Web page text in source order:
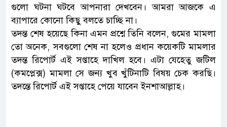
গুলো ঘটনা ঘটবে আপনারা দেখবেন। আমরা আজকে এ
ব্যাপারে কোনো কিছু বলতে চাচ্ছি না।
তদন্ত শেষ হয়েছে কিনা এমন প্রশ্নে তিনি বলেন, গুমের মামলা
তো অনেক, সবগুলো শেষ না হলেও প্রধান কয়েকটি মামলার
তদন্ত রিপোর্ট এই সপ্তাহে দাখিল হবে। এটা যেহেতু জটিল
(কমপ্লেক্স) মামলা সে জন্য খুব খুঁটিনাটি বিষয় চেক করছি।
তদন্তে রিপোর্ট এই সপ্তাহে পেয়ে যাবেন ইনশাআল্লাহ।